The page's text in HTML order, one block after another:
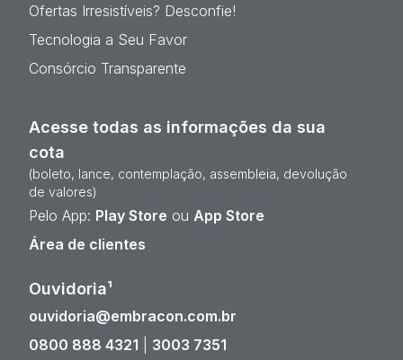
Ofertas Irresistíveis? Desconfie!
Tecnologia a Seu Favor
Consórcio Transparente
Acesse todas as informações da sua
cota
(boleto, lance, contemplação, assembleia, devolução
de valores)
Pelo App: Play Store ou App Store
Área de clientes
Ouvidoria¹
ouvidoria@embracon.com.br
0800 888 4321
3003 7351